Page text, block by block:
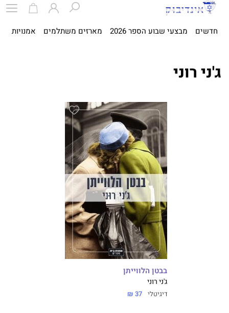
חדשים מבצעי שבוע הספר 2026 מארזים משתלמים אמנויות
ג'ני רוני
בבטן הלווייתן
ג'ני רוני
דיגיטלי 37 ₪